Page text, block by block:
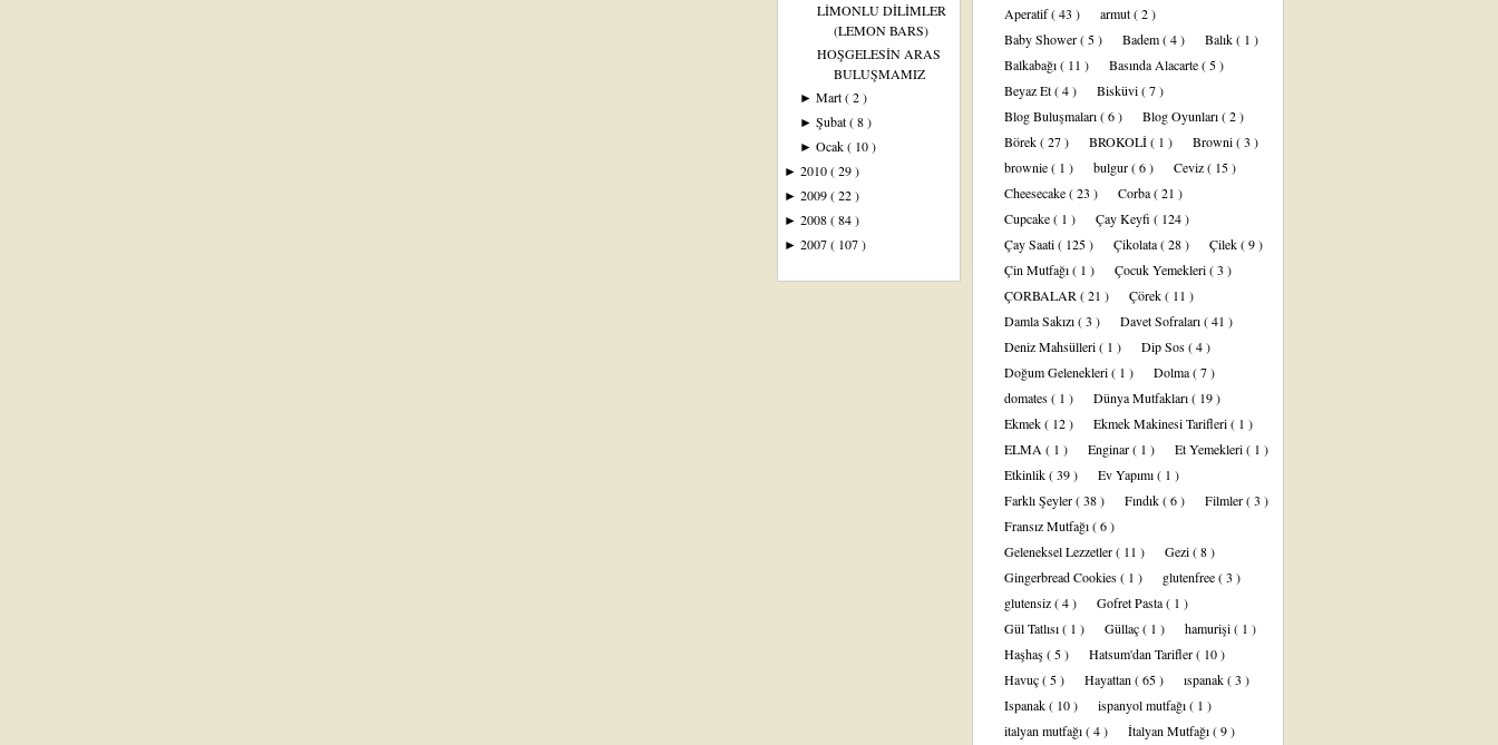
LİMONLU DİLİMLER
(LEMON BARS)
HOŞGELESİN ARAS
BULUŞMAMIZ
►Mart( 2 )
►Şubat( 8 )
►Ocak( 10 )
► 2010( 29 )
► 2009( 22 )
► 2008( 84 )
► 2007( 107 )
Aperatif( 43 ) armut( 2 )
Baby Shower( 5 ) Badem( 4 ) Balık( 1 )
Balkabağı( 11 ) Basında Alacarte( 5 )
Beyaz Et( 4 ) Bisküvi( 7 )
Blog Buluşmaları( 6 ) Blog Oyunları( 2 )
Börek( 27 ) BROKOLİ( 1 ) Browni( 3 )
brownie( 1 ) bulgur( 6 ) Ceviz( 15 )
Cheesecake( 23 ) Corba( 21 )
Cupcake( 1 ) Çay Keyfi ( 124 )
Çay Saati( 125 ) Çikolata( 28 ) Çilek( 9 )
Çin Mutfağı( 1 ) Çocuk Yemekleri( 3 )
ÇORBALAR ( 21 ) Çörek( 11 )
Damla Sakızı( 3 ) Davet Sofraları( 41 )
Deniz Mahsülleri( 1 ) Dip Sos( 4 )
Doğum Gelenekleri( 1 ) Dolma( 7 )
domates( 1 ) Dünya Mutfakları( 19 )
Ekmek( 12 ) Ekmek Makinesi Tarifleri( 1 )
ELMA ( 1 ) Enginar( 1 ) Et Yemekleri( 1 )
Etkinlik( 39 ) Ev Yapımı( 1 )
Farklı Şeyler( 38 ) Fındık( 6 ) Filmler( 3 )
Fransız Mutfağı( 6 )
Geleneksel Lezzetler( 11 ) Gezi( 8 )
Gingerbread Cookies( 1 ) glutenfree( 3 )
glutensiz( 4 ) Gofret Pasta( 1 )
Gül Tatlısı( 1 ) Güllaç( 1 ) hamurişi( 1 )
Haşhaş( 5 ) Hatsum'dan Tarifler( 10 )
Havuç( 5 ) Hayattan ( 65 ) ıspanak( 3 )
Ispanak( 10 ) ispanyol mutfağı( 1 )
italyan mutfağı( 4 ) İtalyan Mutfağı( 9 )